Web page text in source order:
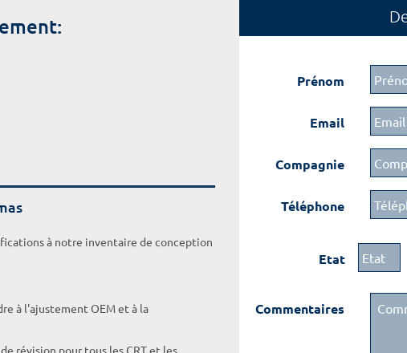
à notre inventaire de conception
à l'ajustement OEM et à la
révision pour tous les CRT et les
Prénom
Email
Compagnie
Téléphone
Etat
Commentaires